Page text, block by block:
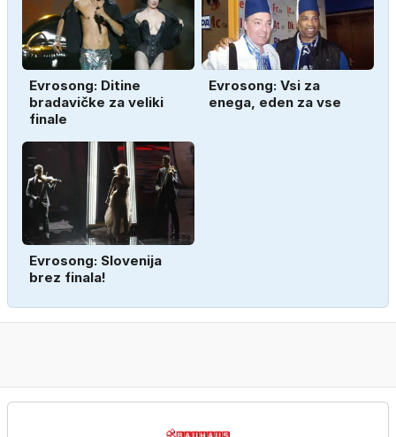
Evrosong: Ditine
bradavičke za veliki
finale
Evrosong: Vsi za
enega, eden za vse
Evrosong: Slovenija
brez finala!